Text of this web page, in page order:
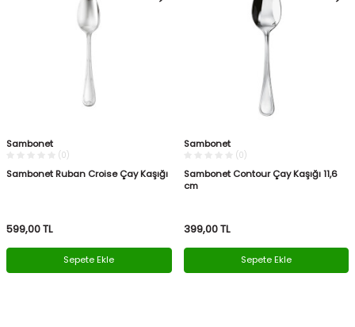
Sambonet
(0)
Sambonet Ruban Croise Çay Kaşığı
599,00TL
Sepete Ekle
Sambonet
(0)
Sambonet Contour Çay Kaşığı 11,6
cm
399,00TL
Sepete Ekle